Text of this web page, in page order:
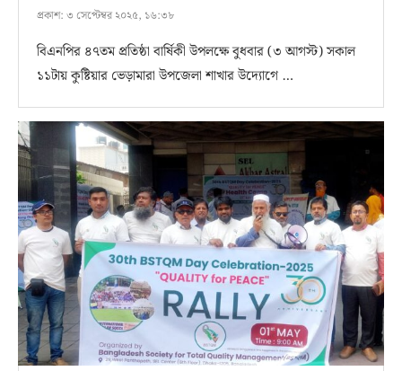
প্রকাশ: ৩ সেপ্টেম্বর ২০২৫, ১৬:৩৮
বিএনপির ৪৭তম প্রতিষ্ঠা বার্ষিকী উপলক্ষে বুধবার (৩ আগস্ট) সকাল
১১টায় কুষ্টিয়ার ভেড়ামারা উপজেলা শাখার উদ্যোগে …